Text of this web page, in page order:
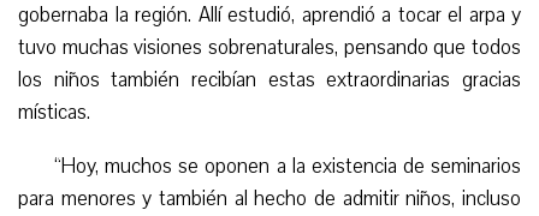
gobernaba la región. Allí estudió, aprendió a tocar el arpa y
tuvo muchas visiones sobrenaturales, pensando que todos
los niños también recibían estas extraordinarias gracias
místicas.
“Hoy, muchos se oponen a la existencia de seminarios
para menores y también al hecho de admitir niños, incluso